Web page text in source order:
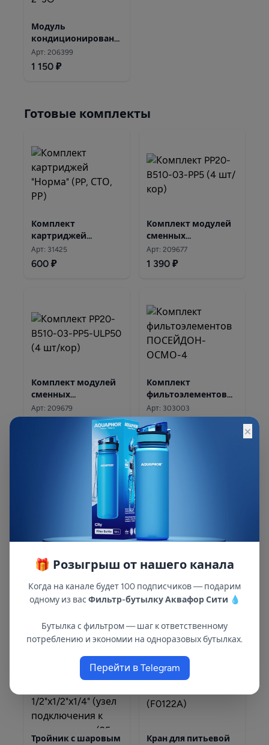
Модуль
кондиционирования
воды Аквафор 10" x
2" JG
Арт: 206399
1 150 ₽
Готовые комплекты
Комплект
картриджей
"Норма" (PP, СТО, РР)
Арт: 31425
600 ₽
Комплект модулей
сменных
фильтрующих
Аквафор PP20-B510-
Арт: 209677
1 390 ₽
Комплект модулей
сменных
фильтрующих PP20-
B510-03-PP5-ULP50
Арт: 209679
Комплект
фильтоэлементов
ПОСЕЙДОН-ОСМО-4
Арт: 303003
1 200 ₽
Комплект
"Cтандарт" (PP,
Арт: 31402
720 ₽
Комплект
ПОСЕЙДОН-ОСМО-5
Арт: 303004
Комплектующие
Тройник с шаровым
Кран для питьевой
×
🎁 Розыгрыш от нашего канала
Когда на канале будет 100 подписчиков — подарим
одному из вас Фильтр-бутылку Аквафор Сити 💧
Бутылка с фильтром — шаг к ответственному
потреблению и экономии на одноразовых бутылках.
Перейти в Telegram